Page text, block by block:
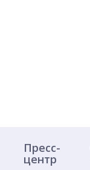
Пресс-
центр